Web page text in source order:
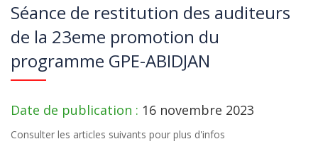
Séance de restitution des auditeurs
de la 23eme promotion du
programme GPE-ABIDJAN
Date de publication : 16 novembre 2023
Consulter les articles suivants pour plus d'infos